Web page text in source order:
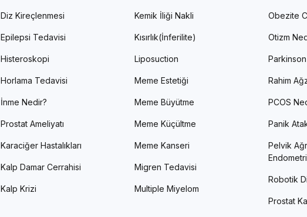
Diz Kireçlenmesi
Epilepsi Tedavisi
Histeroskopi
Horlama Tedavisi
İnme Nedir?
Prostat Ameliyatı
Karaciğer Hastalıkları
Kalp Damar Cerrahisi
Kalp Krizi
Kemik İliği Nakli
Kısırlık(İnferilite)
Liposuction
Meme Estetiği
Meme Büyütme
Meme Küçültme
Meme Kanseri
Migren Tedavisi
Multiple Miyelom
Obezite
Otizm
Rahim
PCOS
Panik
Pelvik
Robotik
Prostat